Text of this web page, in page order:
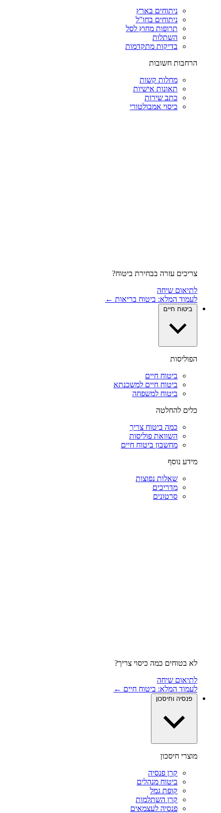
ניתוחים בארץ
ניתוחים בחו"ל
תרופות מחוץ לסל
השתלות
בדיקות מתקדמות
הרחבות חשובות
מחלות קשות
תאונות אישיות
כתב שירות
כיסוי אמבולטורי
צריכים עזרה בבחירת ביטוח?
לתיאום שיחה
לעמוד המלא: ביטוח בריאות ←
ביטוח חיים
הפוליסות
ביטוח חיים
ביטוח חיים למשכנתא
ביטוח למשפחה
כלים להחלטה
כמה ביטוח צריך
השוואת פוליסות
מחשבון ביטוח חיים
מידע נוסף
שאלות נפוצות
מדריכים
סרטונים
לא בטוחים כמה כיסוי צריך?
לתיאום שיחה
לעמוד המלא: ביטוח חיים ←
פנסיה וחיסכון
מוצרי חיסכון
קרן פנסיה
ביטוח מנהלים
קופת גמל
קרן השתלמות
פנסיה לעצמאים